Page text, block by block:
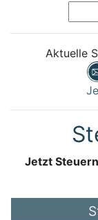
Aktuelle
Jetzt